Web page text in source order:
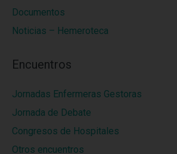
Documentos
Noticias – Hemeroteca
Encuentros
Jornadas Enfermeras Gestoras
Jornada de Debate
Congresos de Hospitales
Otros encuentros